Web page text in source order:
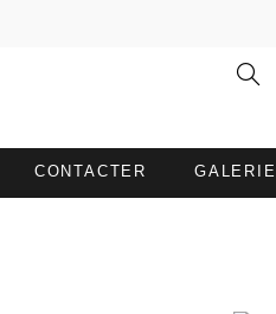
CONTACTER GALERIE